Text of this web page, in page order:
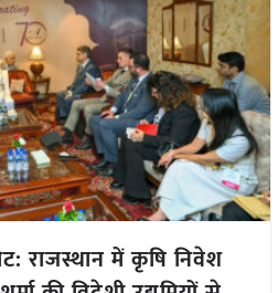
राजस्थान में कृषि निवेश